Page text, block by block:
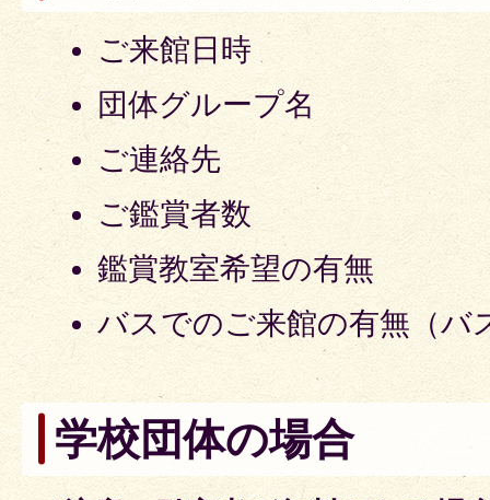
ご来館日時
団体グループ名
ご連絡先
ご鑑賞者数
鑑賞教室希望の有無
バスでのご来館の有無（バ
学校団体の場合